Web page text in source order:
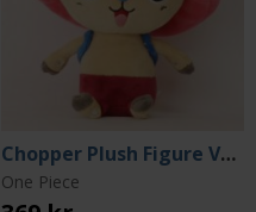
Chopper Plush Figure Vers. 2
One Piece